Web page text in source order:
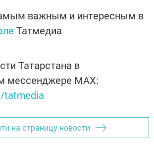
важным и интересным в
Татмедиа
Татарстана в
мессенджере MАХ:
tatmedia
на страницу новости